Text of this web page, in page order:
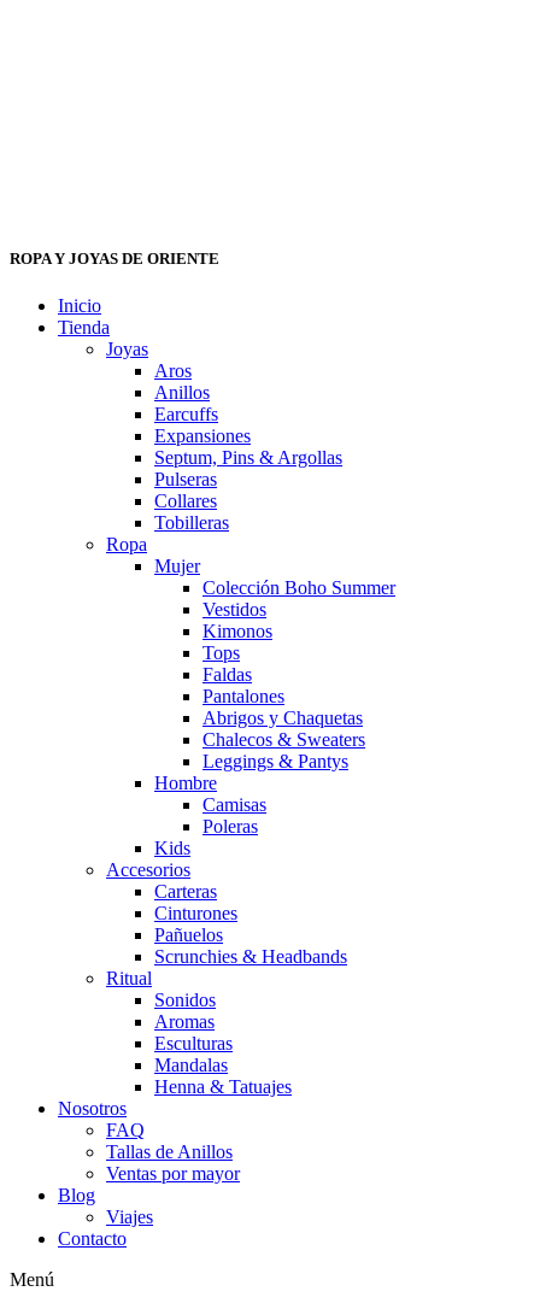
ROPA Y JOYAS DE ORIENTE
Inicio
Tienda
Joyas
Aros
Anillos
Earcuffs
Expansiones
Septum, Pins & Argollas
Pulseras
Collares
Tobilleras
Ropa
Mujer
Colección Boho Summer
Vestidos
Kimonos
Tops
Faldas
Pantalones
Abrigos y Chaquetas
Chalecos & Sweaters
Leggings & Pantys
Hombre
Camisas
Poleras
Kids
Accesorios
Carteras
Cinturones
Pañuelos
Scrunchies & Headbands
Ritual
Sonidos
Aromas
Esculturas
Mandalas
Henna & Tatuajes
Nosotros
FAQ
Tallas de Anillos
Ventas por mayor
Blog
Viajes
Contacto
Menú